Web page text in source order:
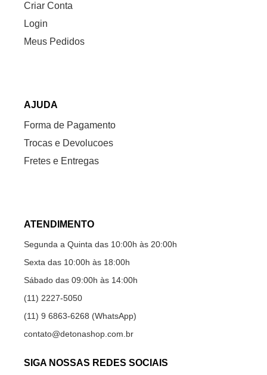
Criar Conta
Login
Meus Pedidos
AJUDA
Forma de Pagamento
Trocas e Devolucoes
Fretes e Entregas
ATENDIMENTO
Segunda a Quinta das 10:00h às 20:00h
Sexta das 10:00h às 18:00h
Sábado das 09:00h às 14:00h
(11) 2227-5050
(11) 9 6863-6268 (WhatsApp)
contato@detonashop.com.br
SIGA NOSSAS REDES SOCIAIS